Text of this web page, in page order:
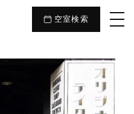
空室検索